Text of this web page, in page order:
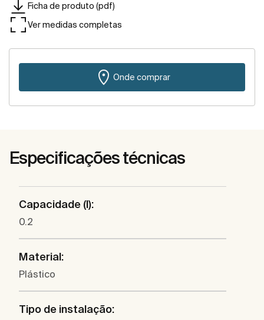
Ficha de produto (pdf)
Ver medidas completas
Onde comprar
Especificações técnicas
Capacidade (l):
0.2
Material:
Plástico
Tipo de instalação: